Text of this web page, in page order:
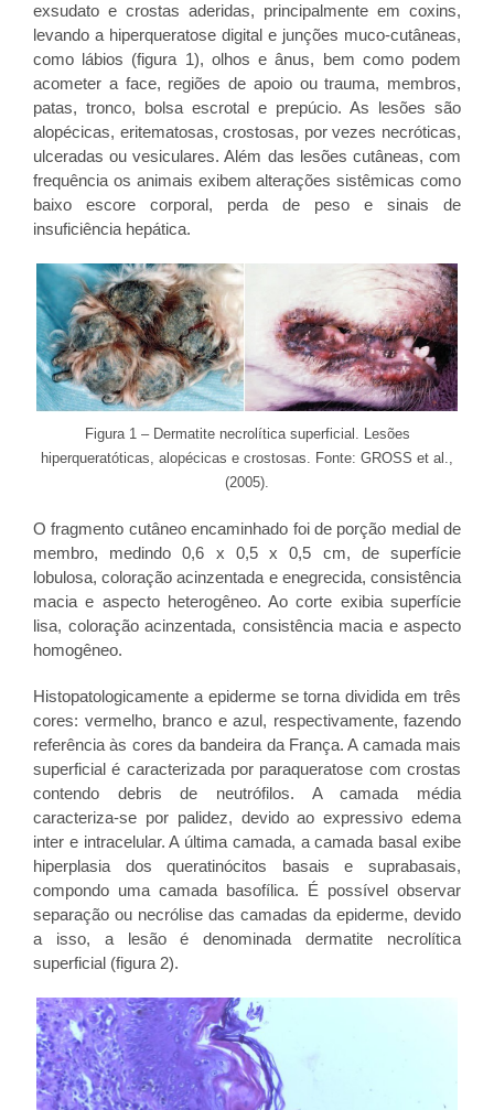
exsudato e crostas aderidas, principalmente em coxins,
levando a hiperqueratose digital e junções muco-cutâneas,
como lábios (figura 1), olhos e ânus, bem como podem
acometer a face, regiões de apoio ou trauma, membros,
patas, tronco, bolsa escrotal e prepúcio. As lesões são
alopécicas, eritematosas, crostosas, por vezes necróticas,
ulceradas ou vesiculares. Além das lesões cutâneas, com
frequência os animais exibem alterações sistêmicas como
baixo escore corporal, perda de peso e sinais de
insuficiência hepática.
Figura 1 – Dermatite necrolítica superficial. Lesões
hiperqueratóticas, alopécicas e crostosas. Fonte: GROSS et al.,
(2005).
O fragmento cutâneo encaminhado foi de porção medial de
membro, medindo 0,6 x 0,5 x 0,5 cm, de superfície
lobulosa, coloração acinzentada e enegrecida, consistência
macia e aspecto heterogêneo. Ao corte exibia superfície
lisa, coloração acinzentada, consistência macia e aspecto
homogêneo.
Histopatologicamente a epiderme se torna dividida em três
cores: vermelho, branco e azul, respectivamente, fazendo
referência às cores da bandeira da França. A camada mais
superficial é caracterizada por paraqueratose com crostas
contendo debris de neutrófilos. A camada média
caracteriza-se por palidez, devido ao expressivo edema
inter e intracelular. A última camada, a camada basal exibe
hiperplasia dos queratinócitos basais e suprabasais,
compondo uma camada basofílica. É possível observar
separação ou necrólise das camadas da epiderme, devido
a isso, a lesão é denominada dermatite necrolítica
superficial (figura 2).